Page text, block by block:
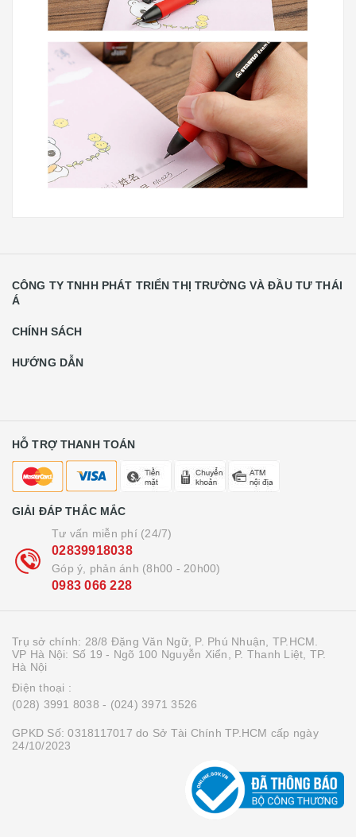
CÔNG TY TNHH PHÁT TRIỂN THỊ TRƯỜNG VÀ ĐẦU TƯ THÁI
Á
CHÍNH SÁCH
HƯỚNG DẪN
HỖ TRỢ THANH TOÁN
GIẢI ĐÁP THẮC MẮC
Tư vấn miễn phí (24/7)
02839918038
Góp ý, phản ánh (8h00 - 20h00)
0983 066 228
Trụ sở chính: 28/8 Đặng Văn Ngữ, P. Phú Nhuận, TP.HCM.
VP Hà Nội: Số 19 - Ngõ 100 Nguyễn Xiển, P. Thanh Liệt, TP.
Hà Nội
Điện thoại :
(028) 3991 8038 - (024) 3971 3526
GPKD Số: 0318117017 do Sở Tài Chính TP.HCM cấp ngày
24/10/2023